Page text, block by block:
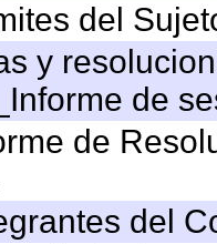
del
y
de
de
del